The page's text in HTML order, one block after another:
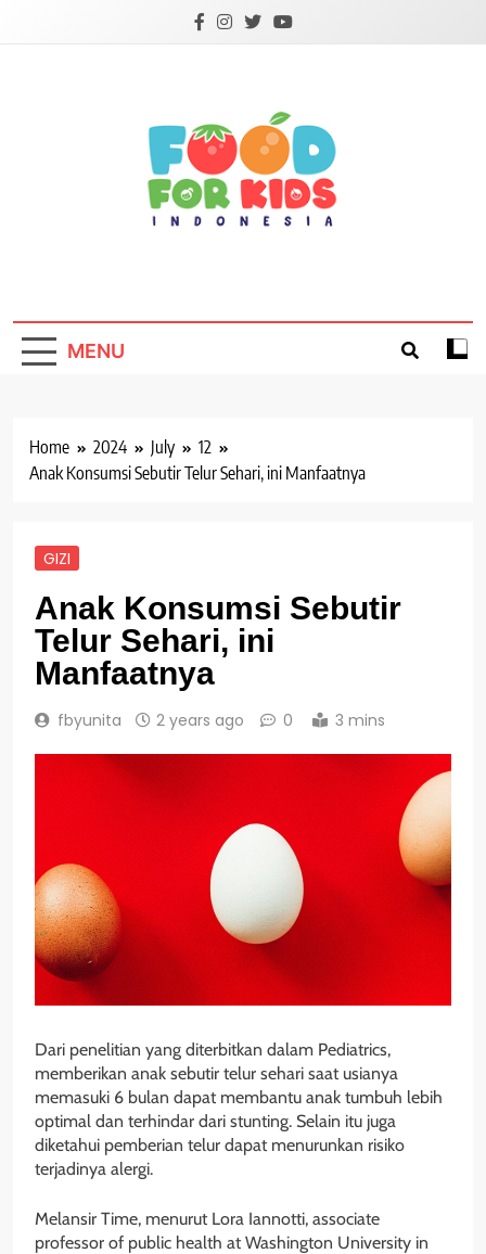
MENU
Home 2024 July
12
Anak Konsumsi Sebutir Telur Sehari, ini Manfaatnya
GIZI
Anak Konsumsi Sebutir
Telur Sehari, ini
Manfaatnya
fbyunita 2 years ago 0 3 mins
Dari penelitian yang diterbitkan dalam Pediatrics,
memberikan anak sebutir telur sehari saat usianya
memasuki 6 bulan dapat membantu anak tumbuh lebih
optimal dan terhindar dari stunting. Selain itu juga
diketahui pemberian telur dapat menurunkan risiko
terjadinya alergi.
Melansir Time, menurut Lora Iannotti, associate
professor of public health at Washington University in